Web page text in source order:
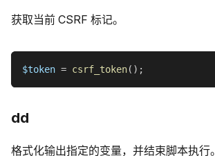
获取当前 CSRF 标记。
$token = csrf_token( ) ;
dd
格式化输出指定的变量，并结束脚本执行。